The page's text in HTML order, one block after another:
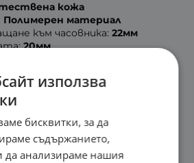
кожа
Полимерен материал
към часовника: 22мм
20мм
дупки:12.2см
тока:
тока
за монтаж в комплекта
използва
бисквитки, за да
съдържанието,
да анализираме нашия